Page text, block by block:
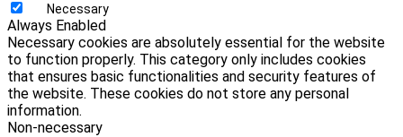
Necessary
Always Enabled
Necessary cookies are absolutely essential for the website
to function properly. This category only includes cookies
that ensures basic functionalities and security features of
the website. These cookies do not store any personal
information.
Non-necessary